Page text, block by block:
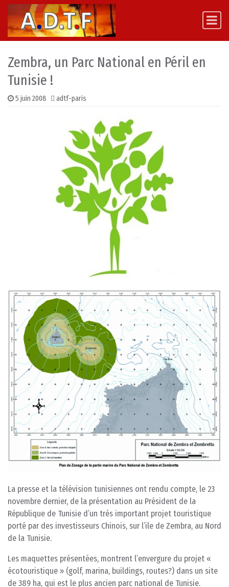
Skip to content
Main Navigation
Zembra, un Parc National en Péril en
Tunisie !
5 juin 2008 adtf-paris
La presse et la télévision tunisiennes ont rendu compte, le 23
novembre dernier, de la présentation au Président de la
République de Tunisie d’un très important projet touristique
porté par des investisseurs Chinois, sur l’ile de Zembra, au Nord
de la Tunisie.
Les maquettes présentées, montrent l’envergure du projet «
écotouristique » (golf, marina, buildings, routes?) dans un site
de 389 ha, qui est le plus ancien parc national de Tunisie.